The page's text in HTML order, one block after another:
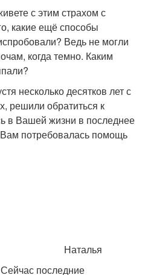
с этим страхом с
какие ещё способы
Ведь не могли
когда темно. Каким
несколько десятков лет с
решили обратиться к
в Вашей жизни в последнее
потребовалась помощь
Наталья
последние